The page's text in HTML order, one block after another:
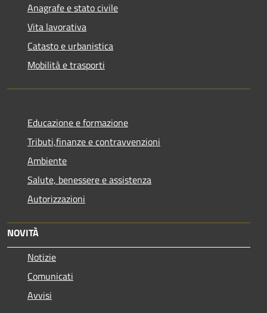
Anagrafe e stato civile
Vita lavorativa
Catasto e urbanistica
Mobilità e trasporti
Educazione e formazione
Tributi,finanze e contravvenzioni
Ambiente
Salute, benessere e assistenza
Autorizzazioni
NOVITÀ
Notizie
Comunicati
Avvisi